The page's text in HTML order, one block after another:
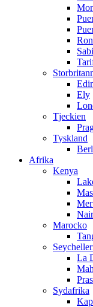
Ely
Tjeckien
Tyskland
Afrika
Kenya
Marocko
La
Sydafrika